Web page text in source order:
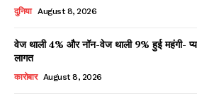
दुनिया August 8, 2026
वेज थाली 4% और नॉन-वेज थाली 9% हुई महंगी-
लागत
कारोबार August 8, 2026